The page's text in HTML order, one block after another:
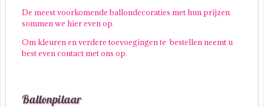
De meest voorkomende ballondecoraties met hun prijzen
sommen we hier even op.
Om kleuren en verdere toevoegingen te bestellen neemt u
best even contact met ons op.
Ballonpilaar